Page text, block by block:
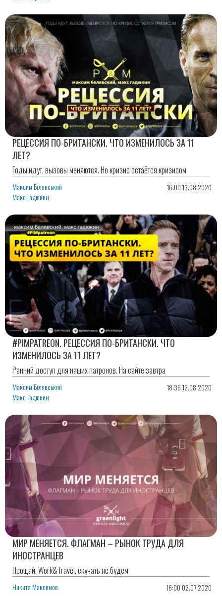
РЕЦЕССИЯ ПО-БРИТАНСКИ. ЧТО ИЗМЕНИЛОСЬ ЗА 11
ЛЕТ?
Годы идут, вызовы меняются. Но кризис остаётся кризисом
Максим Білявський
Макс Гадюкин
16:00 13.08.2020
#PIMPATREON. РЕЦЕССИЯ ПО-БРИТАНСКИ. ЧТО
ИЗМЕНИЛОСЬ ЗА 11 ЛЕТ?
Ранний доступ для наших патронов. На сайте завтра
Максим Білявський
Макс Гадюкин
18:36 12.08.2020
МИР МЕНЯЕТСЯ. ФЛАГМАН – РЫНОК ТРУДА ДЛЯ
ИНОСТРАНЦЕВ
Прощай, Work&Travel, скучать не будем
Никита Максимов 16:00 02.07.2020